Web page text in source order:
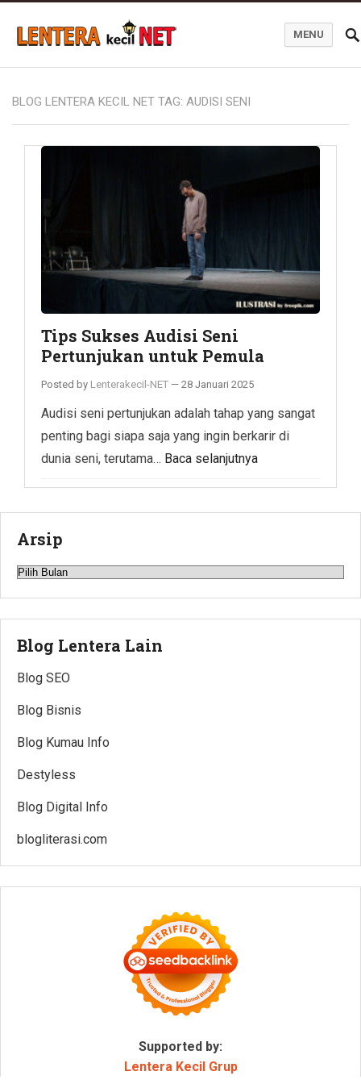
MENU
BLOG LENTERA KECIL NET TAG: AUDISI SENI
Tips Sukses Audisi Seni
Pertunjukan untuk Pemula
Posted by Lenterakecil-NET — 28 Januari 2025
Audisi seni pertunjukan adalah tahap yang sangat
penting bagi siapa saja yang ingin berkarir di
dunia seni, terutama… Baca selanjutnya
Arsip
Arsip
Blog Lentera Lain
Blog SEO
Blog Bisnis
Blog Kumau Info
Destyless
Blog Digital Info
blogliterasi.com
Supported by:
Lentera Kecil Grup